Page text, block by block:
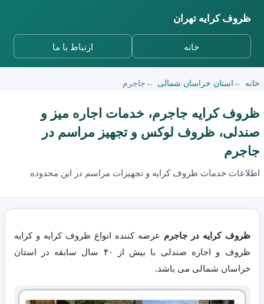
ظروف کرایه تهران
خانه ارتباط با ما
خانه استان خراسان شمالی جاجرم
ظروف کرایه جاجرم، خدمات اجاره میز و
صندلی، ظروف لوکس و تجهیز مراسم در
جاجرم
اطلاعات خدمات ظروف کرایه و تجهیزات مراسم در این محدوده
ظروف کرایه در جاجرم عرضه کننده انواع ظروف کرایه و کرایه
ظروف و اجاره صندلی با بیش از ۴۰ سال سابقه در استان
خراسان شمالی می باشد.